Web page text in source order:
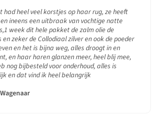
had heel veel korstjes op haar rug, ze heeft
ineens een uitbraak van vochtige natte
week dit hele pakket de zalm olie de
en zeker de Collodiaal zilver en ook de poeder
en het is bijna weg, alles droogt in en
en haar haren glanzen meer, heel blij mee,
nog bijbesteld voor onderhoud, alles is
en dat vind ik heel belangrijk